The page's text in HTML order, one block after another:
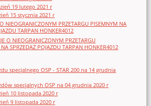
19 lutego 2021 r
15 stycznia 2021 r
NIEOGRANICZONYM PRZETARGU PISEMNYM NA
TARPAN HONKER4012
O NIEOGRANICZONYM PRZETARGU
SPRZEDAŻ POJAZDU TARPAN HONKER4012
specjalnego OSP - STAR 200 na 14 grudnia
specjalnych OSP na 04 grudnia 2020 r
10 listopada 2020 r
9 listopada 2020 r